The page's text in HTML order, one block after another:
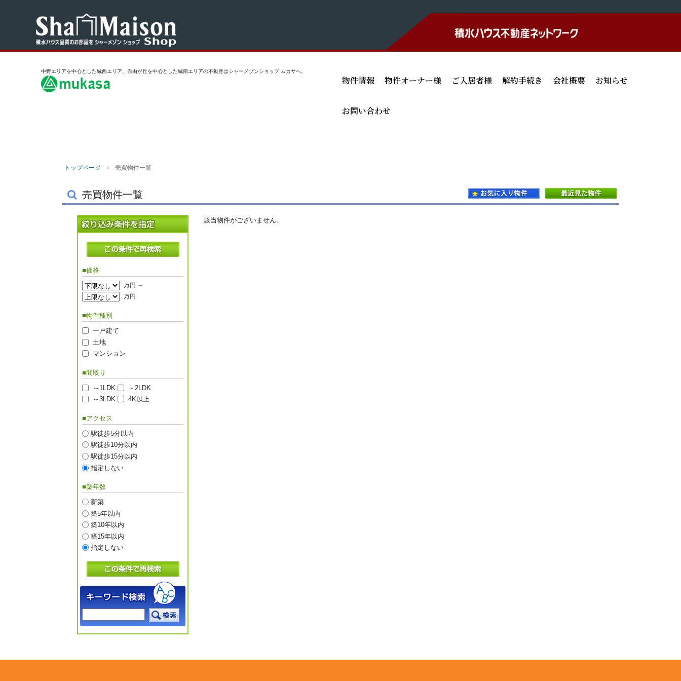
中野エリアを中心とした城西エリア、自由が丘を中心とした城南エリアの不動産はシャーメゾンショップ ムカサへ。
物件情報 物件オーナー様 ご入居者様 解約手続き 会社概要 お知らせ
お問い合わせ
トップページ › 売買物件一覧
売買物件一覧
該当物件がございません。
■価格
万円 ～
万円
■物件種別
一戸建て
土地
マンション
■間取り
～1LDK
～2LDK
～3LDK
4K以上
■アクセス
駅徒歩5分以内
駅徒歩10分以内
駅徒歩15分以内
指定しない
■築年数
新築
築5年以内
築10年以内
築15年以内
指定しない